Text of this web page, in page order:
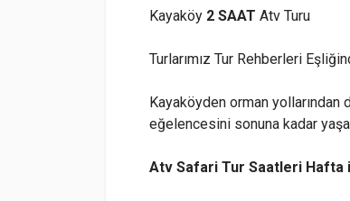
Kayaköy 2 SAAT Atv Turu
Turlarımız Tur Rehberleri
Kayaköyden orman
eğelencesini sonuna kadar
Atv Safari Tur Saatleri Hafta